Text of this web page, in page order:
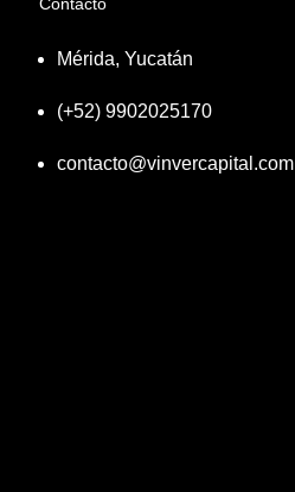
Mérida, Yucatán
(+52) 9902025170
contacto@vinvercapital.com